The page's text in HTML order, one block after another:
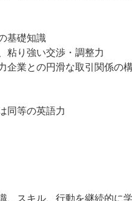
基礎知識
粘り強い交渉・調整力
企業との円滑な取引関係の
同等の英語力
、スキル、行動を継続的に